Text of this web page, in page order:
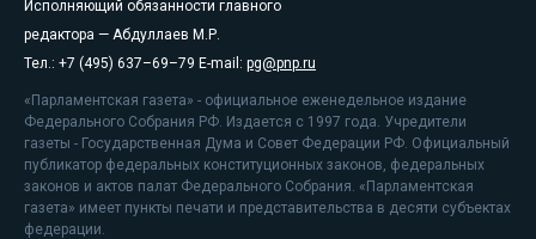
Исполняющий обязанности главного
редактора — Абдуллаев М.Р.
Тел.: +7 (495) 637–69–79 E-mail: pg@pnp.ru
«Парламентская газета» - официальное еженедельное издание
Федерального Собрания РФ. Издается с 1997 года. Учредители
газеты - Государственная Дума и Совет Федерации РФ. Официальный
публикатор федеральных конституционных законов, федеральных
законов и актов палат Федерального Собрания. «Парламентская
газета» имеет пункты печати и представительства в десяти субъектах
федерации.